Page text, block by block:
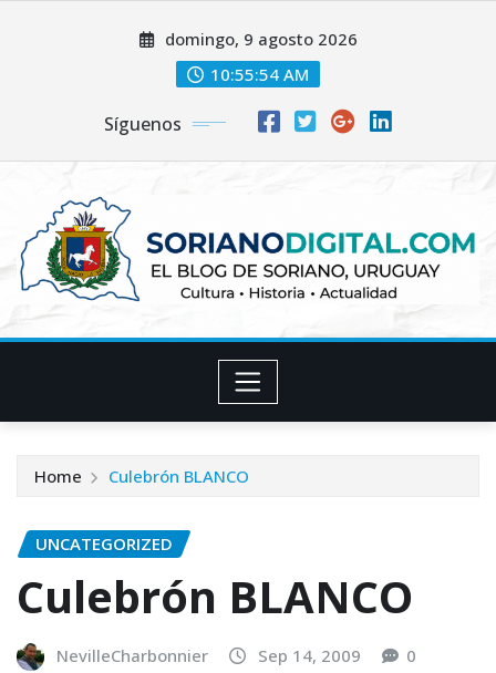
domingo, 9 agosto 2026
10:55:56 AM
Síguenos
Home Culebrón BLANCO
UNCATEGORIZED
Culebrón BLANCO
NevilleCharbonnier Sep 14, 2009 0